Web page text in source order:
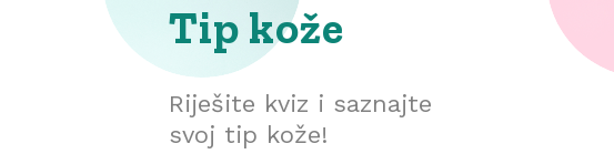
Tip kože
Riješite kviz i saznajte
svoj tip kože!